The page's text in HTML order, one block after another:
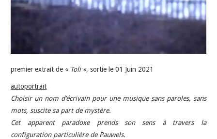
premier extrait de « Toli », sortie le 01 Juin 2021
autoportrait
Choisir un nom d’écrivain pour une musique sans paroles, sans
mots, suscite sa part de mystère.
Cet apparent paradoxe prends son sens à travers la
configuration particulière de Pauwels.